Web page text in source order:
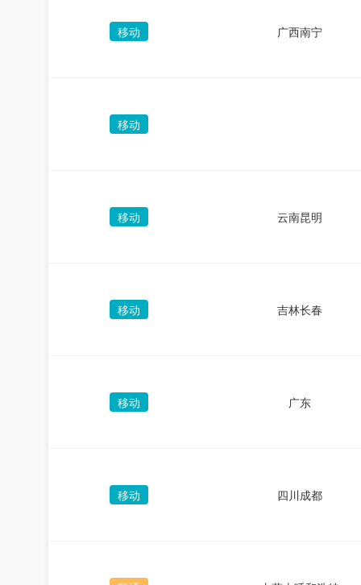
移动 广西南宁
移动
移动 云南昆明
移动 吉林长春
移动 广东
移动 四川成都